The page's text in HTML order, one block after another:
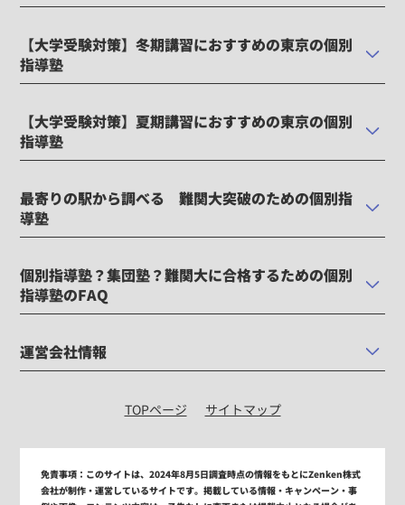
【大学受験対策】冬期講習におすすめの東京の個別
指導塾
【大学受験対策】夏期講習におすすめの東京の個別
指導塾
最寄りの駅から調べる 難関大突破のための個別指
導塾
個別指導塾？集団塾？難関大に合格するための個別
指導塾のFAQ
運営会社情報
TOPページ サイトマップ
免責事項： このサイトは、2024年8月5日調査時点の情報をもとにZenken株式
会社が制作・運営しているサイトです。掲載している情報・キャンペーン・事